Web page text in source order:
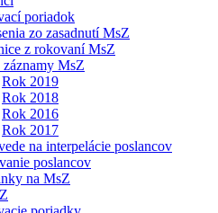
poriadok
zo zasadnutí MsZ
z rokovaní MsZ
MsZ
Rok 2019
Rok 2018
Rok 2016
Rok 2017
na interpelácie poslancov
poslancov
na MsZ